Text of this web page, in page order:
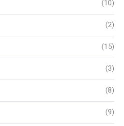
(10)
(2)
(15)
(3)
(8)
(9)